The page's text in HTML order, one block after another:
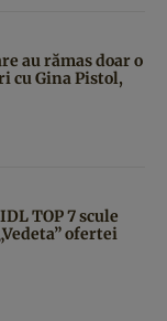
au rămas doar o
cu Gina Pistol,
TOP 7 scule
ofertei